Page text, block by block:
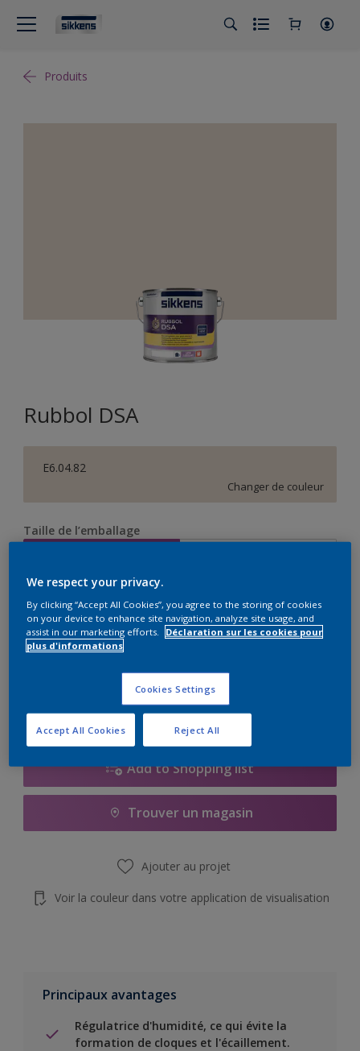
Produits
Rubbol DSA
E6.04.82
Changer de couleur
Taille de l’emballage
Quantité Calculateur de peinture
Calculer
Ce produit n'est pas destiné à la vente en ligne et ne
peut être acheté que dans des magasins sélectionnés.
Add to Shopping list
Trouver un magasin
Ajouter au projet
Voir la couleur dans votre application de visualisation
Principaux avantages
Régulatrice d'humidité, ce qui évite la
formation de cloques et l'écaillement.
We respect your privacy.
By clicking “Accept All Cookies”, you agree to the storing of cookies
on your device to enhance site navigation, analyze site usage, and
assist in our marketing efforts.
Déclaration sur les cookies pour
plus d'informations
Cookies Settings
Reject All
Accept All Cookies